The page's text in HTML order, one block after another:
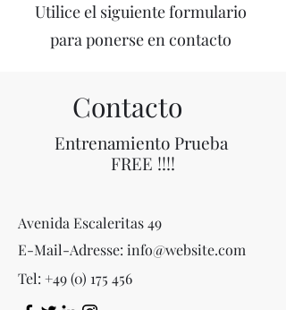
Utilice el siguiente formulario
para ponerse en contacto
Contacto
Entrenamiento Prueba
FREE !!!!
Avenida Escaleritas 49
E-Mail-Adresse: info@website.com
Tel: +49 (0) 175 456